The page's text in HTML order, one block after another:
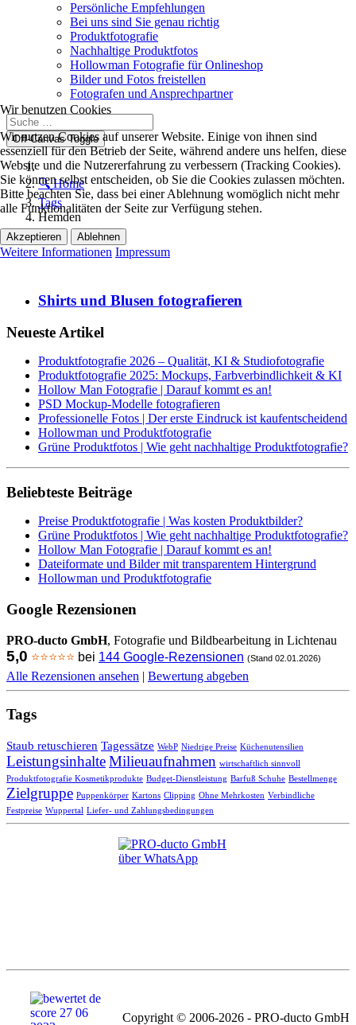
Persönliche Empfehlungen
Bei uns sind Sie genau richtig
Produktfotografie
Nachhaltige Produktfotos
Hollowman Fotografie für Onlineshop
Bilder und Fotos freistellen
Fotografen und Ansprechpartner
Off-Canvas Toggle
🔍 Home
Tags
Hemden
Shirts und Blusen fotografieren
Neueste Artikel
Produktfotografie 2026 – Qualität, KI & Studiofotografie
Produktfotografie 2025: Mockups, Farbverbindlichkeit & KI
Hollow Man Fotografie | Darauf kommt es an!
PSD Mockup-Modelle fotografieren
Professionelle Fotos | Der erste Eindruck ist kaufentscheidend
Hollowman und Produktfotografie
Grüne Produktfotos | Wie geht nachhaltige Produktfotografie?
Beliebteste Beiträge
Preise Produktfotografie | Was kosten Produktbilder?
Grüne Produktfotos | Wie geht nachhaltige Produktfotografie?
Hollow Man Fotografie | Darauf kommt es an!
Dateiformate und Bilder mit transparentem Hintergrund
Hollowman und Produktfotografie
Google Rezensionen
PRO-ducto GmbH, Fotografie und Bildbearbeitung in Lichtenau
5,0 ⭐⭐⭐⭐⭐ bei 144 Google-Rezensionen (Stand 02.01.2026)
Alle Rezensionen ansehen | Bewertung abgeben
Tags
Staub retuschieren Tagessätze WebP Niedrige Preise Küchenutensilien
LeistungsinhalteMilieuaufnahmen wirtschaftlich sinnvoll
Produktfotografie Kosmetikprodukte Budget-Dienstleistung Barfuß Schuhe Bestellmenge
Zielgruppe Puppenkörper Kartons Clipping Ohne Mehrkosten Verbindliche
Festpreise Wuppertal Liefer- und Zahlungsbedingungen
Copyright © 2006-2026 - PRO-ducto GmbH
Wir benutzen Cookies
Wir nutzen Cookies auf unserer Website. Einige von ihnen sind
essenziell für den Betrieb der Seite, während andere uns helfen, diese
Website und die Nutzererfahrung zu verbessern (Tracking Cookies).
Sie können selbst entscheiden, ob Sie die Cookies zulassen möchten.
Bitte beachten Sie, dass bei einer Ablehnung womöglich nicht mehr
alle Funktionalitäten der Seite zur Verfügung stehen.
Akzeptieren Ablehnen
Weitere Informationen Impressum